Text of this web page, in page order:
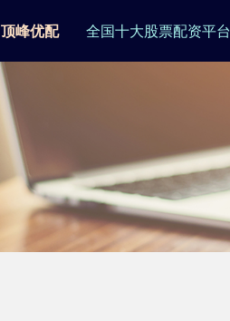
顶峰优配 全国十大股票配资平台